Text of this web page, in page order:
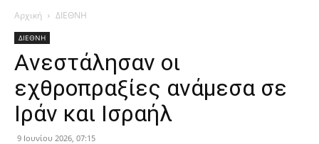
Αρχική ΔΙΕΘΝΗ
ΔΙΕΘΝΗ
Aνεστάλησαν oι
εχθροπραξίες ανάμεσα σε
Ιράν και Ισραήλ
9 Ιουνίου 2026, 07:15